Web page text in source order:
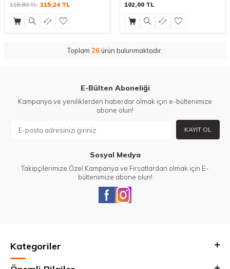
118,80TL 115,24 TL 102,00 TL
Toplam 26ürün bulunmaktadır.
E-Bülten Aboneliği
Kampanya ve yeniliklerden haberdar olmak için e-bültenimize
abone olun!
KAYIT OL
Sosyal Medya
Takipçilerimize Özel Kampanya ve Fırsatlardan olmak için E-
bültenimize abone olun!
Kategoriler